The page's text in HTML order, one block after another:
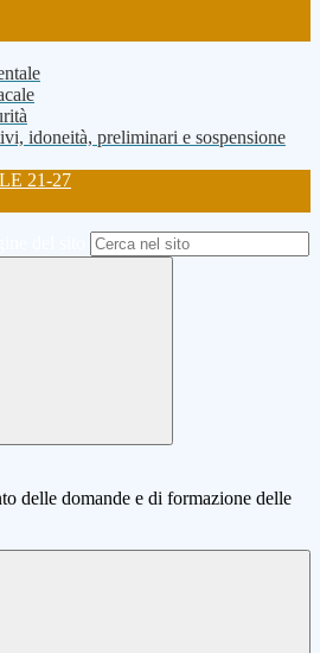
idoneità, preliminari e sospensione
21-27
delle domande e di formazione delle